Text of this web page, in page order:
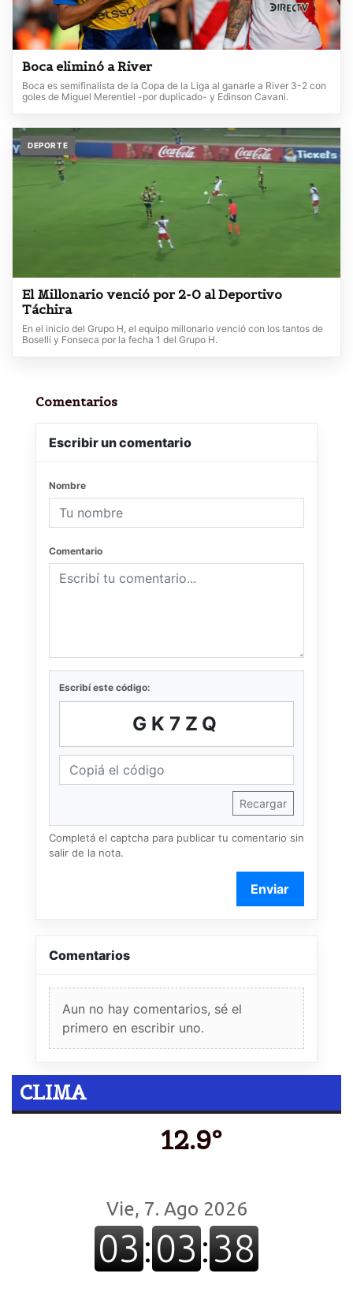
Boca eliminó a River
Boca es semifinalista de la Copa de la Liga al ganarle a River 3-2 con
goles de Miguel Merentiel -por duplicado- y Edinson Cavani.
DEPORTE
El Millonario venció por 2-0 al Deportivo
Táchira
En el inicio del Grupo H, el equipo millonario venció con los tantos de
Boselli y Fonseca por la fecha 1 del Grupo H.
Comentarios
Escribir un comentario
Nombre
Comentario
Escribí este código:
GK7ZQ
Recargar
Completá el captcha para publicar tu comentario sin
salir de la nota.
Enviar
Comentarios
Aun no hay comentarios, sé el
primero en escribir uno.
CLIMA
12.9º